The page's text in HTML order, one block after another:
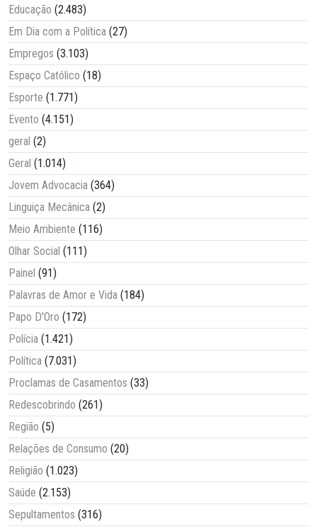
Educação (2.483)
Em Dia com a Política (27)
Empregos (3.103)
Espaço Católico (18)
Esporte (1.771)
Evento (4.151)
geral (2)
Geral (1.014)
Jovem Advocacia (364)
Linguiça Mecânica (2)
Meio Ambiente (116)
Olhar Social (111)
Painel (91)
Palavras de Amor e Vida (184)
Papo D'Oro (172)
Polícia (1.421)
Política (7.031)
Proclamas de Casamentos (33)
Redescobrindo (261)
Região (5)
Relações de Consumo (20)
Religião (1.023)
Saúde (2.153)
Sepultamentos (316)